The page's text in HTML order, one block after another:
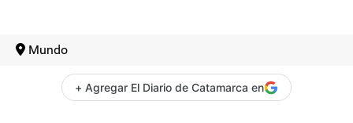
Mundo
+ Agregar El Diario de Catamarca en